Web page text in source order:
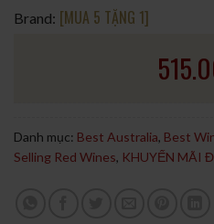
Brand: [MUA 5 TẶNG 1]
Danh mục: Best Australia, Best
Selling Red Wines, KHUYẾN MÃI